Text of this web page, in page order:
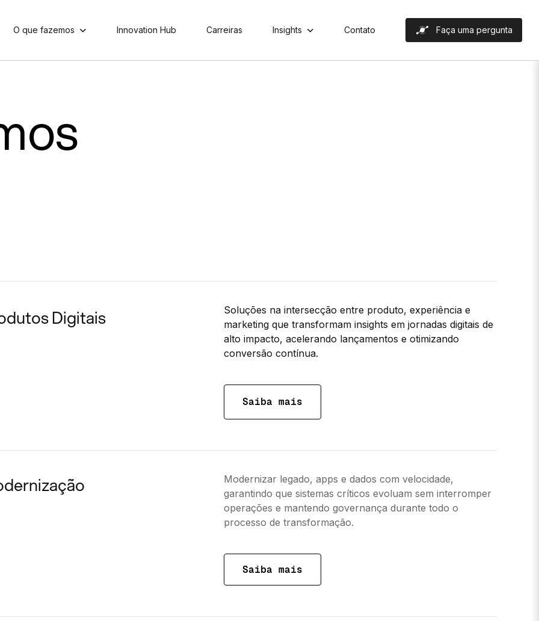
O que fazemos Innovation Hub Carreiras Insights Contato Faça uma pergunta
Digitais
Soluções na intersecção entre produto, experiência e
marketing que transformam insights em jornadas digitais de
alto impacto, acelerando lançamentos e otimizando
conversão contínua.
Saiba mais
Modernizar legado, apps e dados com velocidade,
garantindo que sistemas críticos evoluam sem interromper
operações e mantendo governança durante todo o
processo de transformação.
Saiba mais